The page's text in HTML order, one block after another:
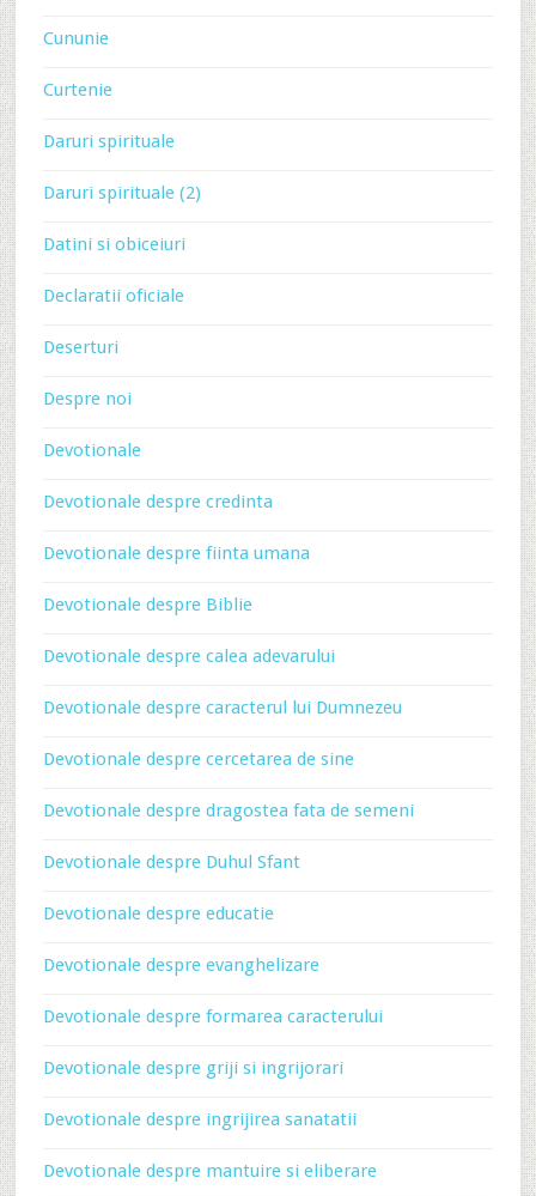
Cununie
Curtenie
Daruri spirituale
Daruri spirituale (2)
Datini si obiceiuri
Declaratii oficiale
Deserturi
Despre noi
Devotionale
Devotionale despre credinta
Devotionale despre fiinta umana
Devotionale despre Biblie
Devotionale despre calea adevarului
Devotionale despre caracterul lui Dumnezeu
Devotionale despre cercetarea de sine
Devotionale despre dragostea fata de semeni
Devotionale despre Duhul Sfant
Devotionale despre educatie
Devotionale despre evanghelizare
Devotionale despre formarea caracterului
Devotionale despre griji si ingrijorari
Devotionale despre ingrijirea sanatatii
Devotionale despre mantuire si eliberare